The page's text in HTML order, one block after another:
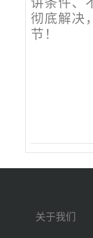
彻底解决
节！
关于我们